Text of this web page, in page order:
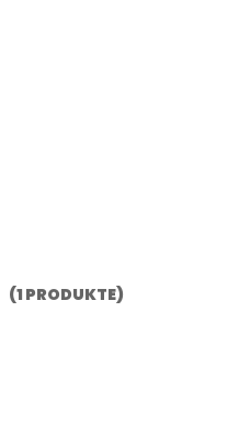
(1 PRODUKTE)